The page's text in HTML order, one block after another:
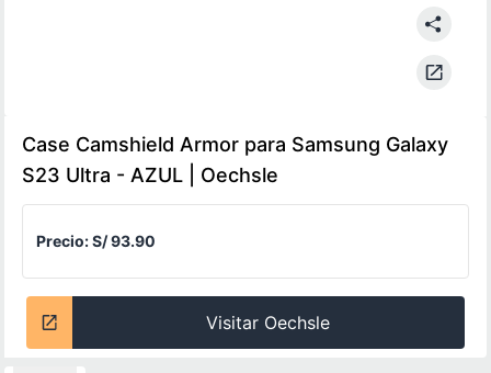
Case Camshield Armor para Samsung Galaxy
S23 Ultra - AZUL | Oechsle
Precio:S/ 93.90
Visitar Oechsle